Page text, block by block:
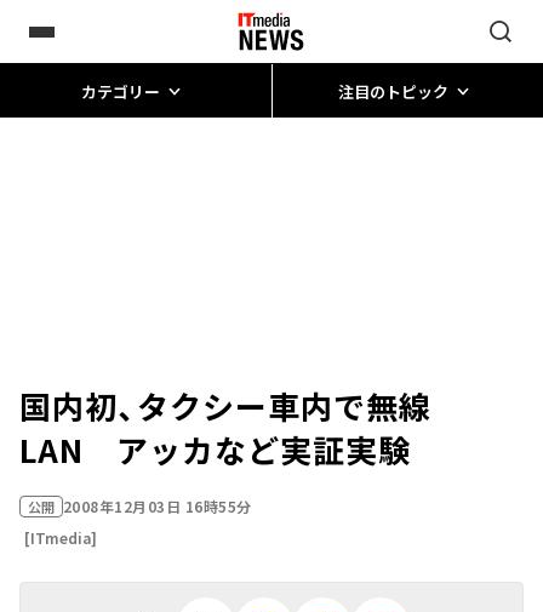
カテゴリー 注目のトピック
国内初、タクシー車内で無線
LAN アッカなど実証実験
公開 2008年12月03日 16時55分
[ITmedia]